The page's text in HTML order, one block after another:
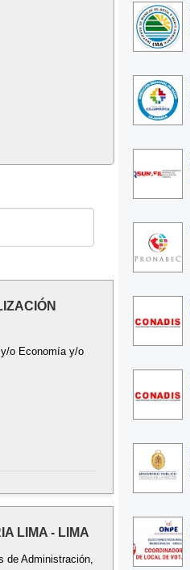
o Economía y/o
LIMA - LIMA
de Administración,